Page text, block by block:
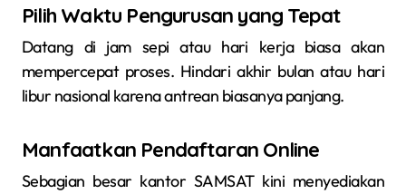
Pilih Waktu Pengurusan yang Tepat
Datang di jam sepi atau hari kerja biasa akan
mempercepat proses. Hindari akhir bulan atau hari
libur nasional karena antrean biasanya panjang.
Manfaatkan Pendaftaran Online
Sebagian besar kantor SAMSAT kini menyediakan